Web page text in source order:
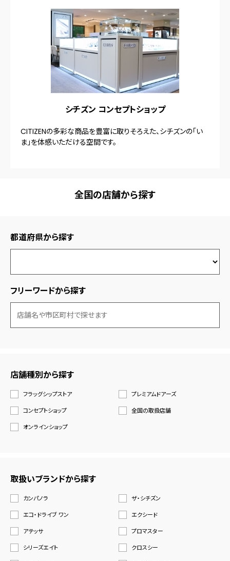
シチズン コンセプトショップ
CITIZENの多彩な商品を豊富に取りそろえた、シチズンの「い
ま」を体感いただける空間です。
全国の店舗から探す
都道府県から探す
フリーワードから探す
店舗種別から探す
フラッグシップストア
プレミアムドアーズ
コンセプトショップ
全国の取扱店舗
オンラインショップ
取扱いブランドから探す
カンパノラ
ザ・シチズン
エコ・ドライブ ワン
エクシード
アテッサ
プロマスター
シリーズエイト
クロスシー